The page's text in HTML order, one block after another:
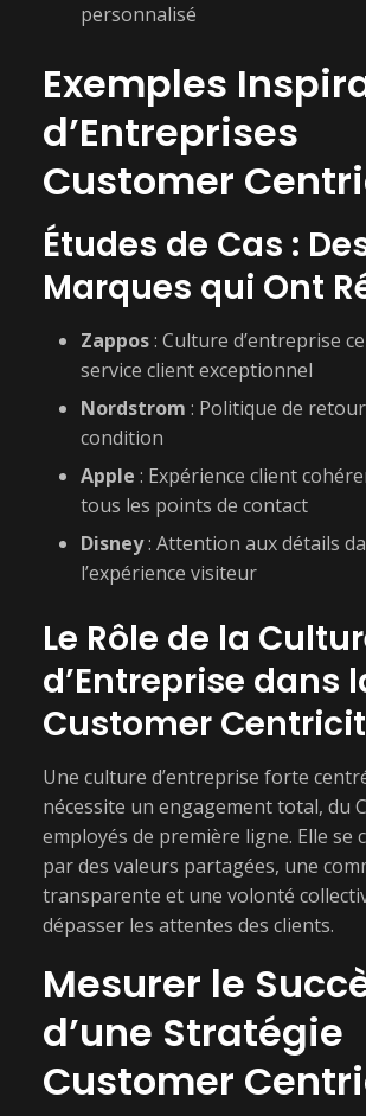
personnalisé
Exemples
d’Entreprises
Customer
Études de Cas :
Marques qui Ont
Zappos: Culture d’entreprise
service client exceptionnel
Nordstrom : Politique de
condition
Apple : Expérience client
tous les points de contact
Disney: Attention aux détails
l’expérience visiteur
Le Rôle de la
d’Entreprise dans
Customer
Une culture d’entreprise forte
nécessite un engagement total, du
employés de première ligne. Elle se
par des valeurs partagées, une
transparente et une volonté
dépasser les attentes des clients.
Mesurer le
d’une Stratégie
Customer